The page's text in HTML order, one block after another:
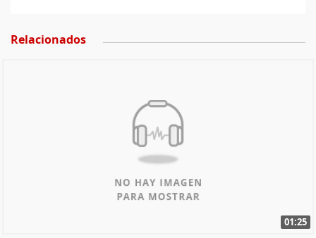
Relacionados
01:25